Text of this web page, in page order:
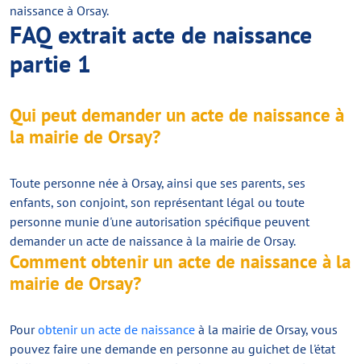
naissance à Orsay.
FAQ extrait acte de naissance
partie 1
Qui peut demander un acte de naissance à
la mairie de Orsay?
Toute personne née à Orsay, ainsi que ses parents, ses
enfants, son conjoint, son représentant légal ou toute
personne munie d'une autorisation spécifique peuvent
demander un acte de naissance à la mairie de Orsay.
Comment obtenir un acte de naissance à la
mairie de Orsay?
Pourobtenir un acte de naissance à la mairie de Orsay, vous
pouvez faire une demande en personne au guichet de l'état